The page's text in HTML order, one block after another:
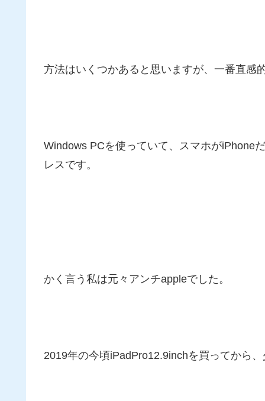
方法はいくつかあると思いますが、一番直感
Windows PCを使っていて、スマホがiPhone
レスです。
かく言う私は元々アンチappleでした。
2019年の今頃iPadPro12.9inchを買ってから、